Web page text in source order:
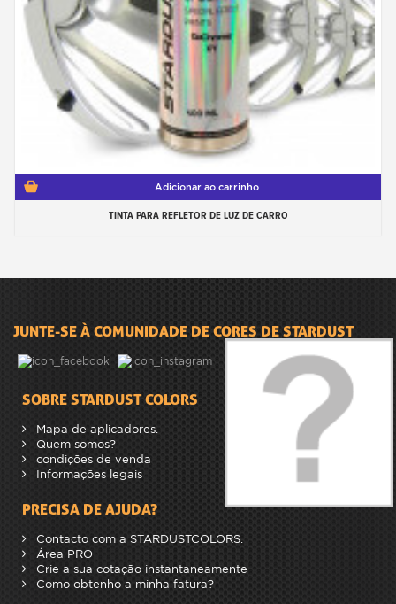
Adicionar ao carrinho
TINTA PARA REFLETOR DE LUZ DE CARRO
JUNTE-SE À COMUNIDADE DE CORES DE STARDUST
SOBRE STARDUST COLORS
Mapa de aplicadores.
Quem somos?
condições de venda
Informações legais
PRECISA DE AJUDA?
Contacto com a STARDUSTCOLORS.
Área PRO
Crie a sua cotação instantaneamente
Como obtenho a minha fatura?